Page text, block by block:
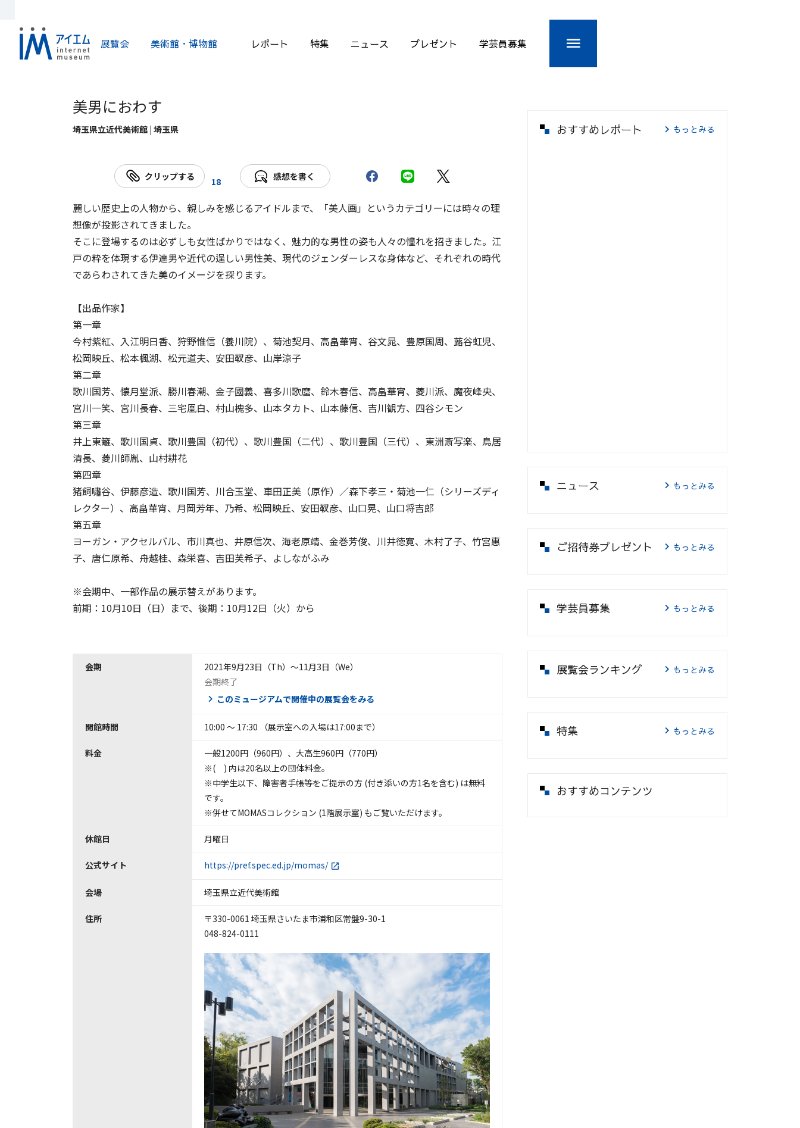
展覧会 美術館・博物館 レポート 特集 ニュース プレゼント 学芸員募集
美男におわす
埼玉県立近代美術館 | 埼玉県
クリップする 18 感想を書く
麗しい歴史上の人物から、親しみを感じるアイドルまで、「美人画」というカテゴリーには時々の理
想像が投影されてきました。
そこに登場するのは必ずしも女性ばかりではなく、魅力的な男性の姿も人々の憧れを招きました。江
戸の粋を体現する伊達男や近代の逞しい男性美、現代のジェンダーレスな身体など、それぞれの時代
であらわされてきた美のイメージを探ります。
【出品作家】
第一章
今村紫紅、入江明日香、狩野惟信（養川院）、菊池契月、高畠華宵、谷文晁、豊原国周、蕗谷虹児、
松岡映丘、松本楓湖、松元道夫、安田靫彦、山岸涼子
第二章
歌川国芳、懐月堂派、勝川春潮、金子國義、喜多川歌麿、鈴木春信、高畠華宵、菱川派、魔夜峰央、
宮川一笑、宮川長春、三宅凰白、村山槐多、山本タカト、山本藤信、吉川観方、四谷シモン
第三章
井上東籬、歌川国貞、歌川豊国（初代）、歌川豊国（二代）、歌川豊国（三代）、東洲斎写楽、鳥居
清長、菱川師胤、山村耕花
第四章
猪飼嘯谷、伊藤彦造、歌川国芳、川合玉堂、車田正美（原作）／森下孝三・菊池一仁（シリーズディ
レクター）、高畠華宵、月岡芳年、乃希、松岡映丘、安田靫彦、山口晃、山口将吉郎
第五章
ヨーガン・アクセルバル、市川真也、井原信次、海老原靖、金巻芳俊、川井徳寛、木村了子、竹宮惠
子、唐仁原希、舟越桂、森栄喜、吉田芙希子、よしながふみ
※会期中、一部作品の展示替えがあります。
前期：10月10日（日）まで、後期：10月12日（火）から
会期
2021年9月23日（Th）〜11月3日（We）
会期終了
このミュージアムで開催中の展覧会をみる
開館時間 10:00 ～ 17:30 （展示室への入場は17:00まで）
料金
一般1200円（960円）、大高生960円（770円）
※( ) 内は20名以上の団体料金。
※中学生以下、障害者手帳等をご提示の方 (付き添いの方1名を含む) は無料
です。
※併せてMOMASコレクション (1階展示室) もご覧いただけます。
休館日 月曜日
公式サイト https://pref.spec.ed.jp/momas/
会場 埼玉県立近代美術館
住所
〒330-0061 埼玉県さいたま市浦和区常盤9-30-1
048-824-0111
おすすめレポート もっとみる
ニュース もっとみる
ご招待券プレゼント もっとみる
学芸員募集 もっとみる
展覧会ランキング もっとみる
特集 もっとみる
おすすめコンテンツ